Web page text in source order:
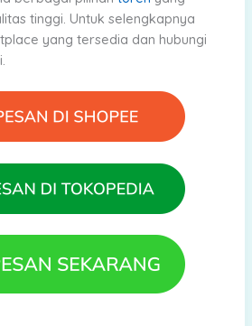
tinggi. Untuk selengkapnya
yang tersedia dan hubungi